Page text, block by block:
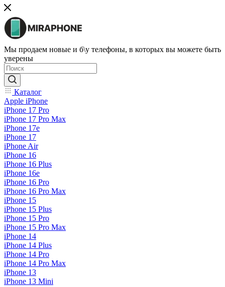
Мы продаем новые и б\у телефоны, в которых вы можете быть
уверены
Каталог
Apple iPhone
iPhone 17 Pro
iPhone 17 Pro Max
iPhone 17e
iPhone 17
iPhone Air
iPhone 16
iPhone 16 Plus
iPhone 16e
iPhone 16 Pro
iPhone 16 Pro Max
iPhone 15
iPhone 15 Plus
iPhone 15 Pro
iPhone 15 Pro Max
iPhone 14
iPhone 14 Plus
iPhone 14 Pro
iPhone 14 Pro Max
iPhone 13
iPhone 13 Mini